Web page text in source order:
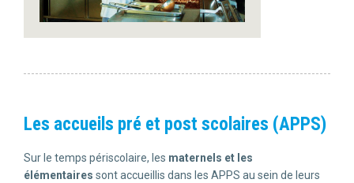
Les accueils pré et post scolaires (APPS)
Sur le temps périscolaire, les maternels et les
élémentaires sont accueillis dans les APPS au sein de leurs